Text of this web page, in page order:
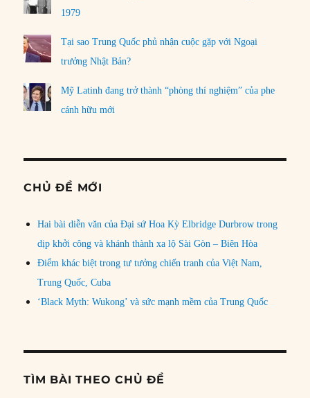
1979
Tại sao Trung Quốc phủ nhận cuộc gặp với Ngoại
trưởng Nhật Bản?
Mỹ Latinh đang trở thành “phòng thí nghiệm” của phe
cánh hữu mới
CHỦ ĐỀ MỚI
Hai bài diễn văn của Đại sứ Hoa Kỳ Elbridge Durbrow trong
dịp khởi công và khánh thành xa lộ Sài Gòn – Biên Hòa
Điểm khác biệt trong tư tưởng chiến tranh của Việt Nam,
Trung Quốc, Cuba
‘Black Myth: Wukong’ và sức mạnh mềm của Trung Quốc
TÌM BÀI THEO CHỦ ĐỀ